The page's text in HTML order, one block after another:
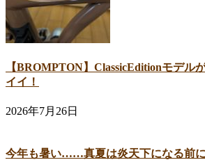
【BROMPTON】ClassicEditionモデル
イイ！
2026年7月26日
今年も暑い……真夏は炎天下になる前